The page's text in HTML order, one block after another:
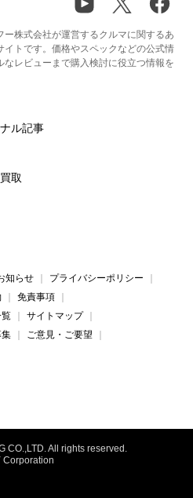
株式会社が運営するクルマに関するあ
イトです。価格やスペックなどの公式情
レビューまで購入検討に役立つ情報を
ル記事
取
知らせ
プライバシーポリシー
免責事項
サイトマップ
ご意見・ご要望
CO.,LTD. All rights reserved.
Corporation